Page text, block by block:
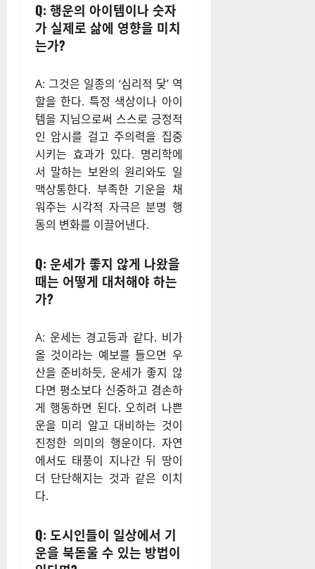
Q: 행운의 아이템이나 숫자
가 실제로 삶에 영향을 미치
는가?
A: 그것은 일종의 ‘심리적 닻’ 역
할을 한다. 특정 색상이나 아이
템을 지님으로써 스스로 긍정적
인 암시를 걸고 주의력을 집중
시키는 효과가 있다. 명리학에
서 말하는 보완의 원리와도 일
맥상통한다. 부족한 기운을 채
워주는 시각적 자극은 분명 행
동의 변화를 이끌어낸다.
Q: 운세가 좋지 않게 나왔을
때는 어떻게 대처해야 하는
가?
A: 운세는 경고등과 같다. 비가
올 것이라는 예보를 들으면 우
산을 준비하듯, 운세가 좋지 않
다면 평소보다 신중하고 겸손하
게 행동하면 된다. 오히려 나쁜
운을 미리 알고 대비하는 것이
진정한 의미의 행운이다. 자연
에서도 태풍이 지나간 뒤 땅이
더 단단해지는 것과 같은 이치
다.
Q: 도시인들이 일상에서 기
운을 북돋울 수 있는 방법이